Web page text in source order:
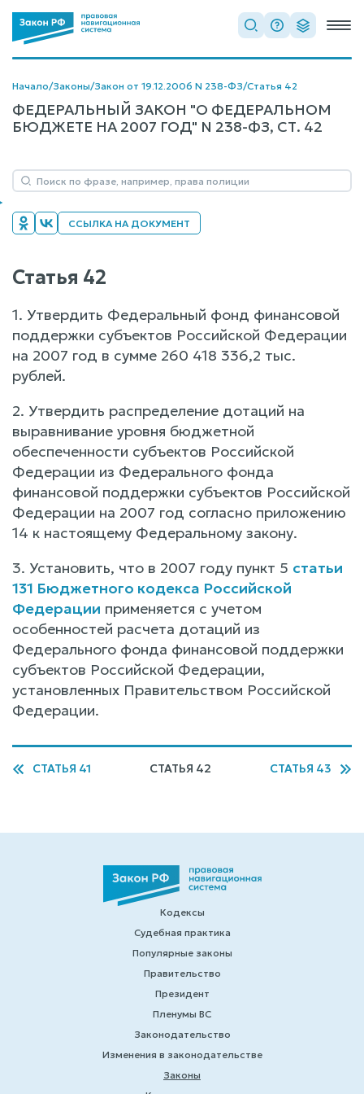
Начало/Законы/Закон от 19.12.2006 N 238-ФЗ/Статья 42
ФЕДЕРАЛЬНЫЙ ЗАКОН "О ФЕДЕРАЛЬНОМ
БЮДЖЕТЕ НА 2007 ГОД" N 238-ФЗ, СТ. 42
ССЫЛКА НА ДОКУМЕНТ
Статья 42
1. Утвердить Федеральный фонд финансовой
поддержки субъектов Российской Федерации
на 2007 год в сумме 260 418 336,2 тыс.
рублей.
2. Утвердить распределение дотаций на
выравнивание уровня бюджетной
обеспеченности субъектов Российской
Федерации из Федерального фонда
финансовой поддержки субъектов Российской
Федерации на 2007 год согласно приложению
14 к настоящему Федеральному закону.
3. Установить, что в 2007 году пункт 5 статьи
131 Бюджетного кодекса Российской
Федерации применяется с учетом
особенностей расчета дотаций из
Федерального фонда финансовой поддержки
субъектов Российской Федерации,
установленных Правительством Российской
Федерации.
СТАТЬЯ 41 СТАТЬЯ 42 СТАТЬЯ 43
Кодексы
Судебная практика
Популярные законы
Правительство
Президент
Пленумы ВС
Законодательство
Изменения в законодательстве
Законы